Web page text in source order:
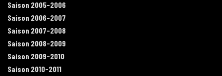
Saison 2005-2006
Saison 2006-2007
Saison 2007-2008
Saison 2008-2009
Saison 2009-2010
Saison 2010-2011